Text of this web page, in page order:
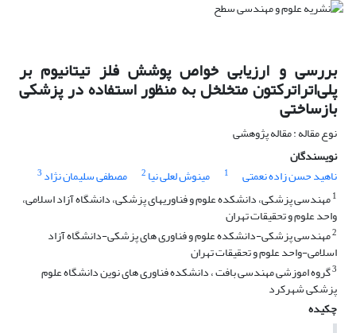
بررسی و ارزیابی خواص پوشش‌ فلز تیتانیوم بر
پلی‌اتراترکتون متخلخل به منظور استفاده در پزشکی
بازساختی
نوع مقاله : مقاله پژوهشی
نویسندگان
ناهید حسن زاده نعمتی
1 مینوش لعلی نیا 2 مصطفی سلیمان نژاد 3
1مهندسی پزشکی، دانشکده علوم و فناوریهای پزشکی، دانشگاه آزاد اسلامی،
واحد علوم و تحقیقات تهران
2مهندسی پزشکی-دانشکده علوم و فناوری های پزشکی-دانشگاه آزاد
اسلامی-واحد علوم و تحقیقات تهران
3گروه اموزشی مهندسی بافت ، دانشکده فناوری های نوین دانشگاه علوم
پزشکی شهرکرد
چکیده